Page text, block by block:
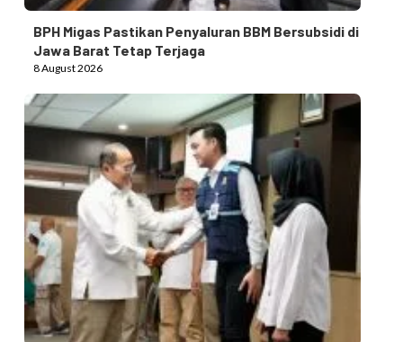
BPH Migas Pastikan Penyaluran BBM Bersubsidi di
Jawa Barat Tetap Terjaga
8 August 2026